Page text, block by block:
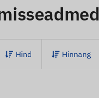
Hind Hinnang